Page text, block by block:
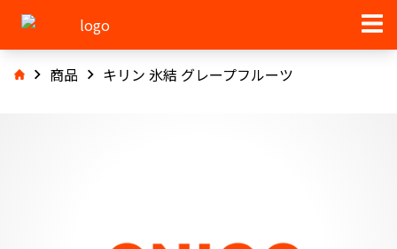
商品 キリン 氷結 グレープフルーツ